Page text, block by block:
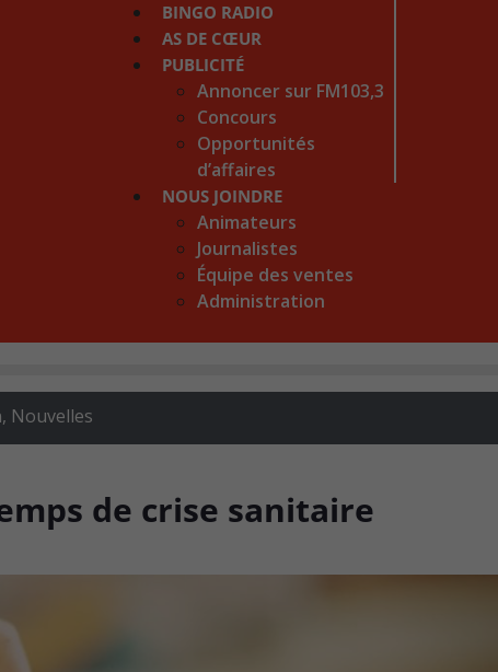
BINGO RADIO
AS DE CŒUR
PUBLICITÉ
Annoncer sur FM103,3
Concours
Opportunités
d’affaires
NOUS JOINDRE
Animateurs
Journalistes
Équipe des ventes
Administration
, Nouvelles
de crise sanitaire